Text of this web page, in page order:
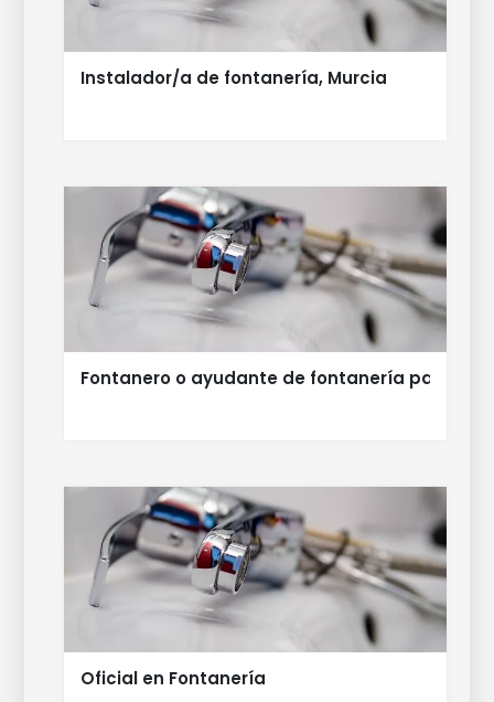
Instalador/a de fontanería, Murcia
Fontanero o ayudante de fontanería para
Oficial en Fontanería